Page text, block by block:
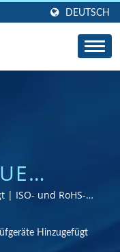
DEUTSCH
| ÜBER
| ISO- und RoHS-
Hinzugefügt